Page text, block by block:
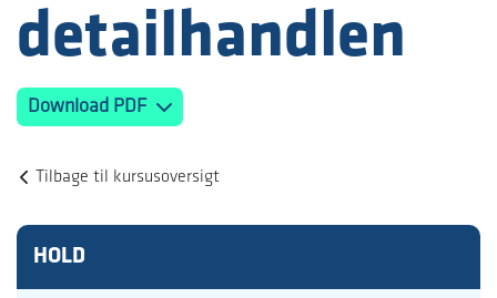
detailhandlen
Download PDF
Tilbage til kursusoversigt
HOLD